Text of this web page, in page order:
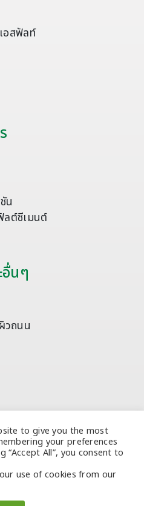
อสฟัลท์
น
ลต์ซีเมนต์
นๆ
วถนน
to give you the most
your preferences
“Accept All”, you consent to
use of cookies from our